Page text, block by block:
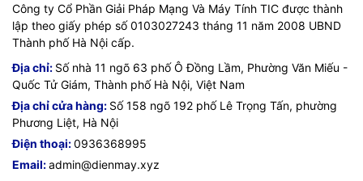
TIC.VN – Nhà phân phối và cung cấp giải pháp công nghệ
uy tín tại Việt Nam. Chúng tôi chuyên cung cấp đa dạng sản
phẩm:Laptop,Máy tính PC
mạng,Camera giám sát ,Tổng đài,Màn hình tương tác,Linh
kiện máy tính ,Điện máynhư tivi, tủ lạnh, máy giặt, máy hút
ẩm... cùng nhiều thiết bị công nghệ khác. TIC.VNcam kết
mang đến
sản phẩm chính hãng, giá tốt, dịch vụ chuyên
nghiệp
, đáp ứng tối đa nhu cầu của doanh nghiệp cũng như
gia đình và cá nhân.
Công ty Cổ Phần Giải Pháp Mạng Và Máy Tính TIC được thành
lập theo giấy phép số 0103027243 tháng 11 năm 2008 UBND
Thành phố Hà Nội cấp.
Địa chỉ: Số nhà 11 ngõ 63 phố Ô Đồng Lầm, Phường Văn Miếu -
Quốc Tử Giám, Thành phố Hà Nội, Việt Nam
Địa chỉ cửa hàng: Số 158 ngõ 192 phố Lê Trọng Tấn, phường
Phương Liệt, Hà Nội
Điện thoại:0936368995
Email:admin@dienmay.xyz